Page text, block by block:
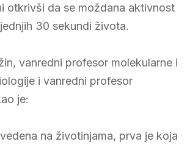
otkrivši da se moždana aktivnost
30 sekundi života.
vanredni profesor molekularne i
i vanredni profesor
je:
na životinjama, prva je koja